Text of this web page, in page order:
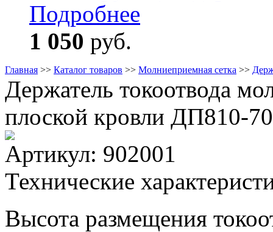
Подробнее
1 050 руб.
Главная >> Каталог товаров >> Молниеприемная сетка >>
Держатель токоотвода
плоской кровли ДП810-70
Артикул: 902001
Технические
Высота размещения